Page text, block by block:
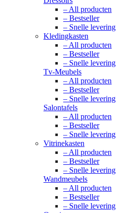
– All producten
– Bestseller
– Snelle levering
Kledingkasten
– All producten
– Bestseller
– Snelle levering
Tv-Meubels
– All producten
– Bestseller
– Snelle levering
Salontafels
– All producten
– Bestseller
– Snelle levering
Vitrinekasten
– All producten
– Bestseller
– Snelle levering
Wandmeubels
– All producten
– Bestseller
– Snelle levering